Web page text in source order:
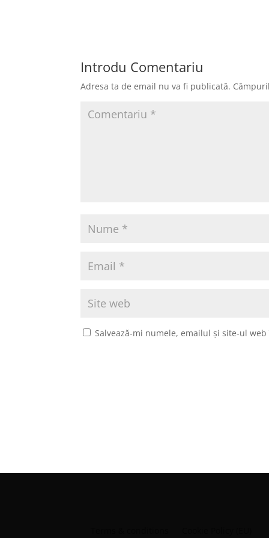
Introdu Comentariu
Adresa ta de email nu va fi publicată.
Salvează-mi numele, emailul și site-ul